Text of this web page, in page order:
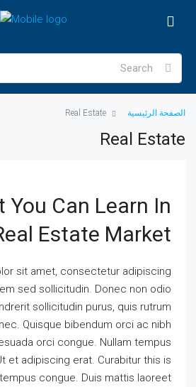
الصفحة الرئيسية Real Estate
Real Estate
You Can Learn In
Estate Market
sit amet, consectetur adipiscing
sed sollicitudin. Donec non odio
sollicitudin purus, quis rutrum
Quisque bibendum orci ac nibh
orci congue. Nullam tempus
et adipiscing erat. Curabitur this is
congue. Duis mattis laoreet